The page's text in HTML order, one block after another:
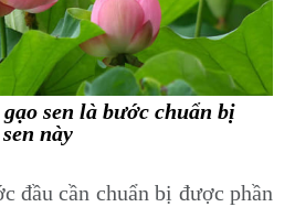
sen là bước chuẩn bị
này
đầu cần chuẩn bị được phần